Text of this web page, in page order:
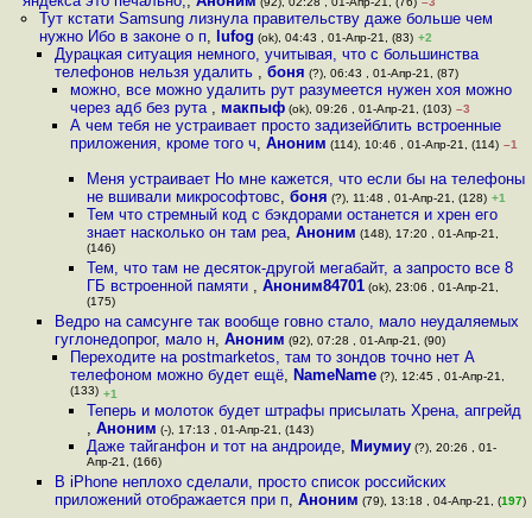
Тут кстати Samsung лизнула правительству даже больше чем
нужно Ибо в законе о п, lufog (ok), 04:43 , 01-Апр-21, (83) +2
Дурацкая ситуация немного, учитывая, что с большинства
телефонов нельзя удалить , боня (?), 06:43 , 01-Апр-21, (87)
можно, все можно удалить рут разумеется нужен хоя можно
через адб без рута , макпыф (ok), 09:26 , 01-Апр-21, (103) –3
А чем тебя не устраивает просто задизейблить встроенные
приложения, кроме того ч,Аноним (114), 10:46 , 01-Апр-21, (114) –1
Меня устраивает Но мне кажется, что если бы на телефоны
не вшивали микрософтовс, боня (?), 11:48 , 01-Апр-21, (128) +1
Тем что стремный код с бэкдорами останется и хрен его
знает насколько он там реа, Аноним (148), 17:20 , 01-Апр-21,
(146)
Тем, что там не десяток-другой мегабайт, а запросто все 8
ГБ встроенной памяти , Аноним84701(ok), 23:06 , 01-Апр-21,
(175)
Ведро на самсунге так вообще говно стало, мало неудаляемых
гуглонедопрог, мало н, Аноним (92), 07:28 , 01-Апр-21, (90)
Переходите на postmarketos, там то зондов точно нет А
телефоном можно будет ещё, NameName (?), 12:45 , 01-Апр-21,
(133) +1
Теперь и молоток будет штрафы присылать Хрена, апгрейд
, Аноним (-), 17:13 , 01-Апр-21, (143)
Даже тайганфон и тот на андроиде, Миумиу(?), 20:26 , 01-
Апр-21, (166)
В iPhone неплохо сделали, просто список российских
приложений отображается при п, Аноним (79), 13:18 , 04-Апр-21, (197)